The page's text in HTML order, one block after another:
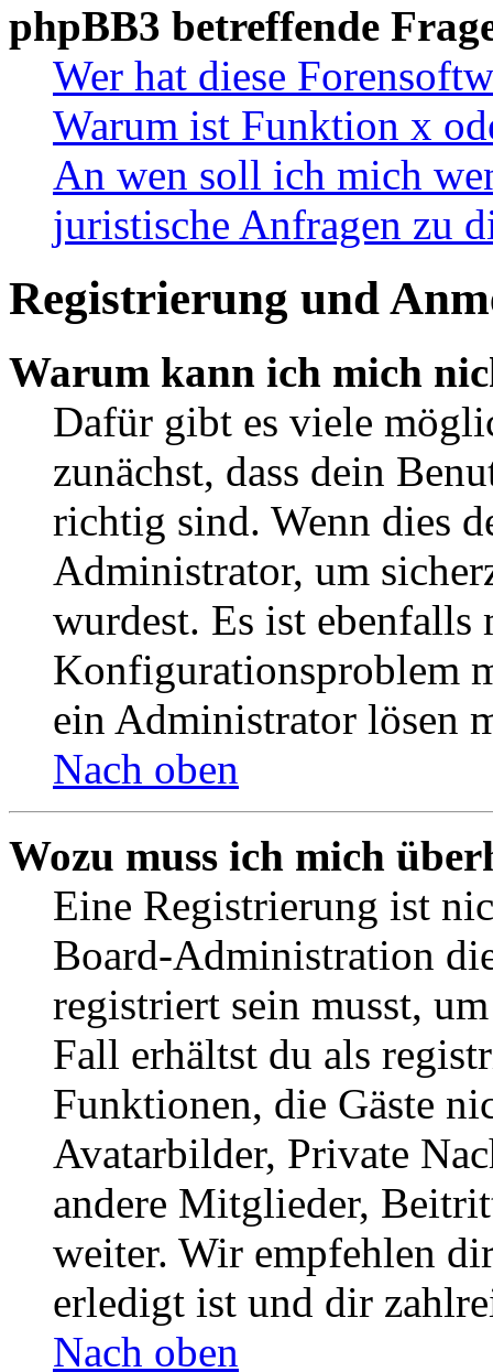
phpBB3 betreffende
Wer hat diese
Warum ist Funktion x
An wen soll ich mich
juristische Anfragen zu
Registrierung und
Warum kann ich mich
Dafür gibt es viele
zunächst, dass dein
richtig sind. Wenn dies
Administrator, um
wurdest. Es ist ebenfalls
Konfigurationsproblem
ein Administrator lösen
Nach oben
Wozu muss ich mich
Eine Registrierung ist
Board-Administration
registriert sein musst,
Fall erhältst du als
Funktionen, die Gäste
Avatarbilder, Private
andere Mitglieder,
weiter. Wir empfehlen
erledigt ist und dir
Nach oben